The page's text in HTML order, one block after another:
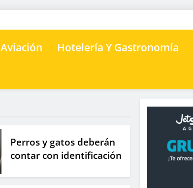
Aviación Hotelería Y Gastronomía
Perros y gatos deberán
contar con identificación